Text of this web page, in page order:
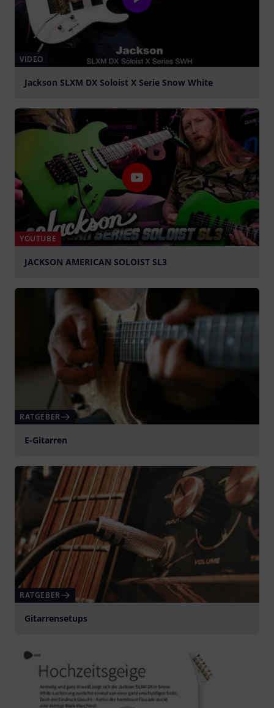
VIDEO
Jackson SLXM DX Soloist X Serie Snow White
YOUTUBE
JACKSON AMERICAN SOLOIST SL3
RATGEBER
E-Gitarren
RATGEBER
Gitarrensetups